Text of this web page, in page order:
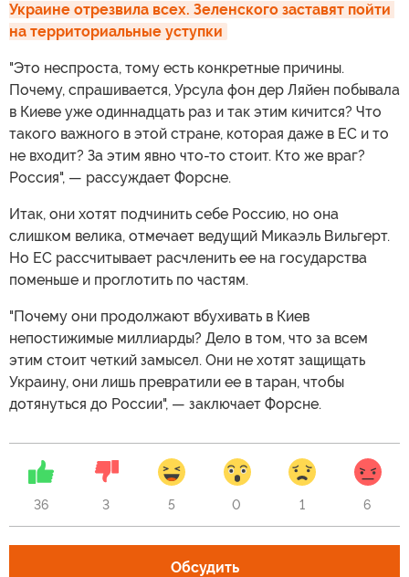
Украине отрезвила всех. Зеленского заставят пойти
на территориальные уступки
"Это неспроста, тому есть конкретные причины.
Почему, спрашивается, Урсула фон дер Ляйен побывала
в Киеве уже одиннадцать раз и так этим кичится? Что
такого важного в этой стране, которая даже в ЕС и то
не входит? За этим явно что-то стоит. Кто же враг?
Россия", — рассуждает Форсне.
Итак, они хотят подчинить себе Россию, но она
слишком велика, отмечает ведущий Микаэль Вильгерт.
Но ЕС рассчитывает расчленить ее на государства
поменьше и проглотить по частям.
"Почему они продолжают вбухивать в Киев
непостижимые миллиарды? Дело в том, что за всем
этим стоит четкий замысел. Они не хотят защищать
Украину, они лишь превратили ее в таран, чтобы
дотянуться до России", — заключает Форсне.
36 3 5 0 1 6
Обсудить